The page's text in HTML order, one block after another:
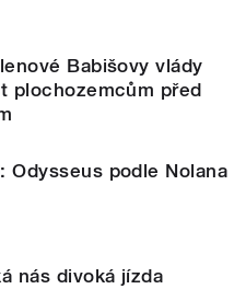
Babišovy vlády
plochozemcům před
Odysseus podle Nolana
nás divoká jízda